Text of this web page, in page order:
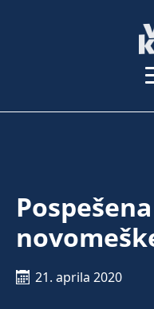
21. aprila 2020